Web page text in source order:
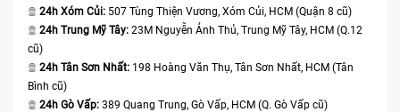
24h Xóm Củi: 507 Tùng Thiện Vương, Xóm Củi, HCM (Quận 8 cũ)
24h Trung Mỹ Tây: 23M Nguyễn Ảnh Thủ, Trung Mỹ Tây, HCM (Q.12
cũ)
24h Tân Sơn Nhất: 198 Hoàng Văn Thụ, Tân Sơn Nhất, HCM (Tân
Bình cũ)
24h Gò Vấp: 389 Quang Trung, Gò Vấp, HCM (Q. Gò Vấp cũ)